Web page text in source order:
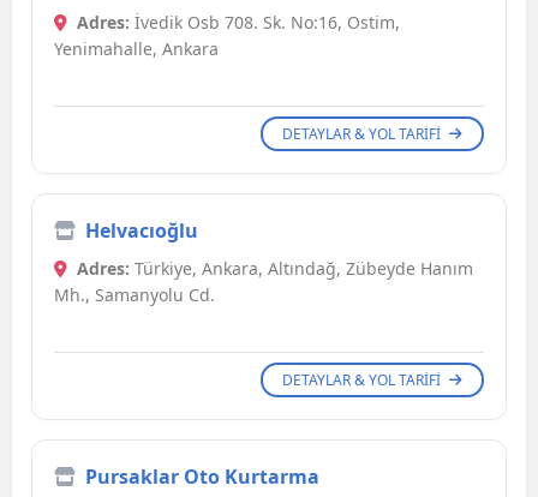
Adres: İvedik Osb 708. Sk. No:16, Ostim,
Yenimahalle, Ankara
DETAYLAR & YOL TARIFI
Helvacıoğlu
Adres: Türkiye, Ankara, Altındağ, Zübeyde Hanım
Mh., Samanyolu Cd.
DETAYLAR & YOL TARIFI
Pursaklar Oto Kurtarma